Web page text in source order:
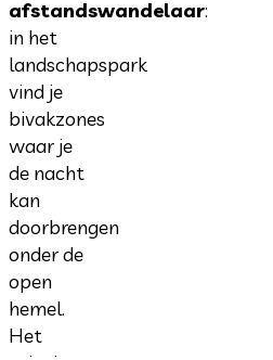
afstandswandelaar:
in het
landschapspark
vind je
bivakzones
waar je
de nacht
kan
doorbrengen
onder de
open
hemel.
Het